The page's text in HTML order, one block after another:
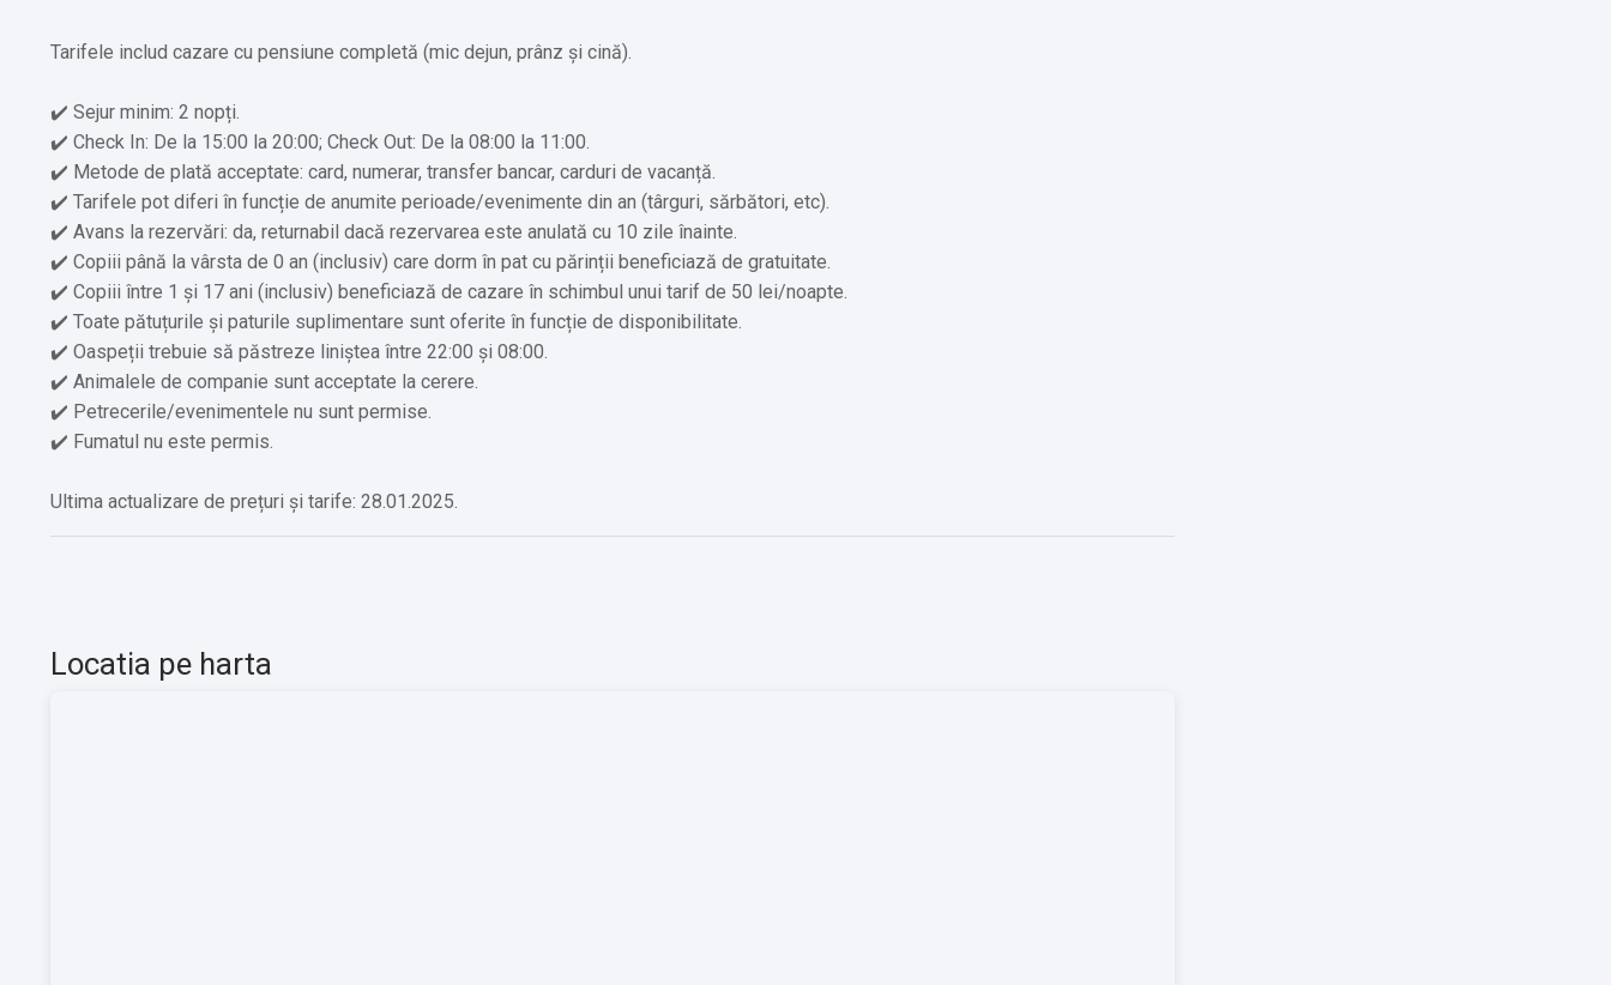
✔️ Călărie (Cost suplimentar) În afara locației
✔️ Drumeţii (Cost suplimentar)
✔️ Vin/șampanie (Cost suplimentar)
✔️ Saună uscată și saună finlandeză (Cost suplimentar)
✔️ Ciubăr cu apă sărată balnear (Cost suplimentar)
✔️ Animalele de companie sunt acceptate la cerere (Se pot percepe taxe)
✔️ Plimbare cu sanie sau căruța trasă de cai, depinde de anotimp (Cost suplimentar)
Tarifele includ cazare cu pensiune completă (mic dejun, prânz și cină).
✔️ Sejur minim: 2 nopți.
✔️ Check In: De la 15:00 la 20:00; Check Out: De la 08:00 la 11:00.
✔️ Metode de plată acceptate: card, numerar, transfer bancar, carduri de vacanță.
✔️ Tarifele pot diferi în funcție de anumite perioade/evenimente din an (târguri, sărbători, etc).
✔️ Avans la rezervări: da, returnabil dacă rezervarea este anulată cu 10 zile înainte.
✔️ Copiii până la vârsta de 0 an (inclusiv) care dorm în pat cu părinții beneficiază de gratuitate.
✔️ Copiii între 1 și 17 ani (inclusiv) beneficiază de cazare în schimbul unui tarif de 50 lei/noapte.
✔️ Toate pătuțurile și paturile suplimentare sunt oferite în funcție de disponibilitate.
✔️ Oaspeții trebuie să păstreze liniștea între 22:00 și 08:00.
✔️ Animalele de companie sunt acceptate la cerere.
✔️ Petrecerile/evenimentele nu sunt permise.
✔️ Fumatul nu este permis.
Ultima actualizare de prețuri și tarife: 28.01.2025.
Locatia pe harta